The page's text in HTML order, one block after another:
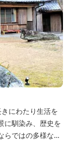
にわたり生活を
に馴染み、歴史を
らではの多様な自